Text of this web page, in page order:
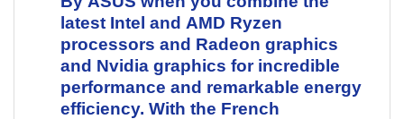
latest Intel and AMD Ryzen
processors and Radeon graphics
and Nvidiagraphics for incredible
performance and remarkable energy
efficiency. With the French